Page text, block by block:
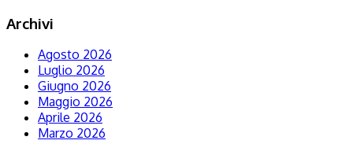
Archivi
Agosto 2026
Luglio 2026
Giugno 2026
Maggio 2026
Aprile 2026
Marzo 2026